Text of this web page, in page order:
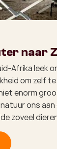
naar
Afrika leek
om zelf
enorm
ons
zoveel